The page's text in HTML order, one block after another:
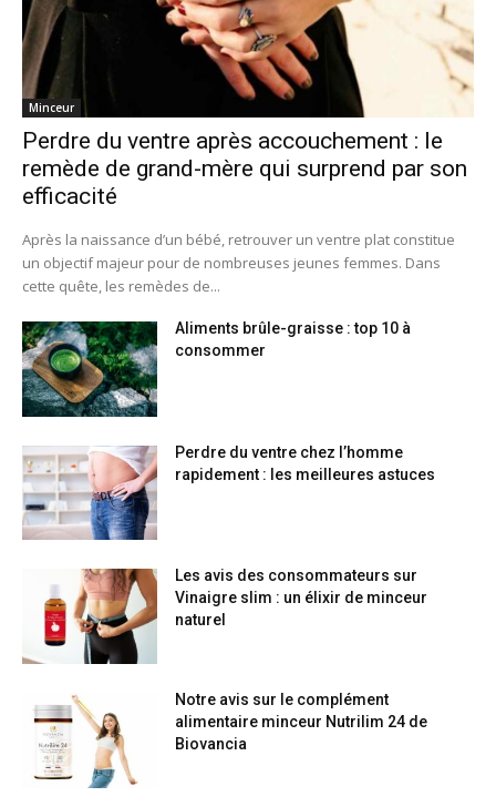
Minceur
Perdre du ventre après accouchement : le
remède de grand-mère qui surprend par son
efficacité
Après la naissance d’un bébé, retrouver un ventre plat constitue
un objectif majeur pour de nombreuses jeunes femmes. Dans
cette quête, les remèdes de...
Aliments brûle-graisse : top 10 à
consommer
Perdre du ventre chez l’homme
rapidement : les meilleures astuces
Les avis des consommateurs sur
Vinaigre slim : un élixir de minceur
naturel
Notre avis sur le complément
alimentaire minceur Nutrilim 24 de
Biovancia